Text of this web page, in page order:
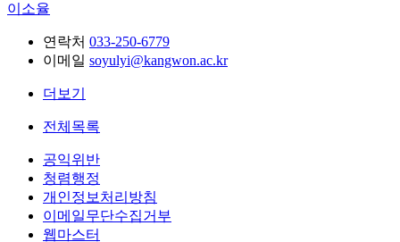
이소율
연락처 033-250-6779
이메일 soyulyi@kangwon.ac.kr
더보기
전체목록
공익위반
청렴행정
개인정보처리방침
이메일무단수집거부
웹마스터